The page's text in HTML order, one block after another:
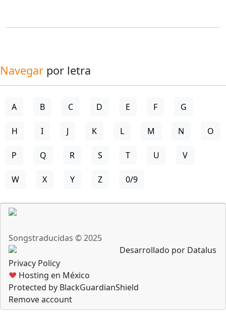
Navegar por letra
A B C D E F G
H I J K L M N O
P Q R S T U V
W X Y Z 0/9
Songstraducidas © 2025
Desarrollado por Datalus
Privacy Policy
♥ Hosting en México
Protected by BlackGuardianShield
Remove account